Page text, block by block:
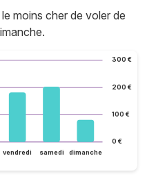
moins cher de voler de
0 €
100 €
200 €
300 €
vendredi samedi dimanche